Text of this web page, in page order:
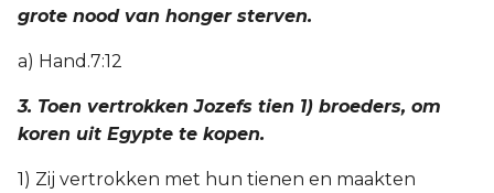
grote nood van honger sterven.
a) Hand.7:12
3. Toen vertrokken Jozefs tien 1) broeders, om
koren uit Egypte te kopen.
1) Zij vertrokken met hun tienen en maakten